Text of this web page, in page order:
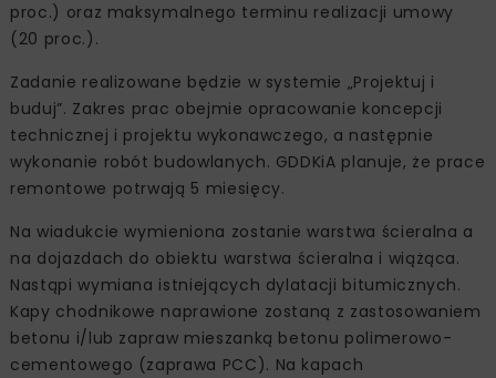
proc.) oraz maksymalnego terminu realizacji umowy
(20 proc.).
Zadanie realizowane będzie w systemie „Projektuj i
buduj”. Zakres prac obejmie opracowanie koncepcji
technicznej i projektu wykonawczego, a następnie
wykonanie robót budowlanych. GDDKiA planuje, że prace
remontowe potrwają 5 miesięcy.
Na wiadukcie wymieniona zostanie warstwa ścieralna a
na dojazdach do obiektu warstwa ścieralna i wiążąca.
Nastąpi wymiana istniejących dylatacji bitumicznych.
Kapy chodnikowe naprawione zostaną z zastosowaniem
betonu i/lub zapraw mieszanką betonu polimerowo-
cementowego (zaprawa PCC). Na kapach